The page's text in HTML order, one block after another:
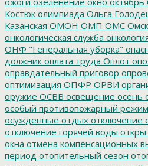
Костюк олимпиада Ольга
Казанская ОМОН ОМП ОМС Омск
онкологическая служба
ОНФ "Генеральная уборка"
должник оплата труда Оплот
оправдательный приговор
оптимизация ОПФР ОРВИ
оружие ОСВВ освещение осень
особый противопожарный режим
осужденные отдых отключение
отключение горячей воды
окна отмена компенсационных
период отопительный сезон